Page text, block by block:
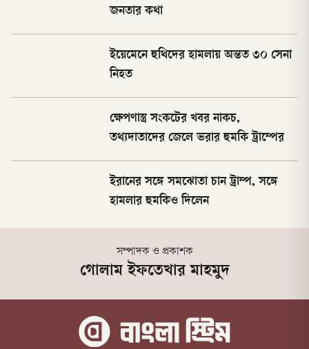
জনতার কথা
ইয়েমেনে হুথিদের হামলায় অন্তত ৩০ সেনা
নিহত
ক্ষেপণাস্ত্র সংকটের খবর নাকচ,
তথ্যদাতাদের জেলে ভরার হুমকি ট্রাম্পের
ইরানের সঙ্গে সমঝোতা চান ট্রাম্প, সঙ্গে
হামলার হুমকিও দিলেন
সম্পাদক ও প্রকাশক
গোলাম ইফতেখার মাহমুদ